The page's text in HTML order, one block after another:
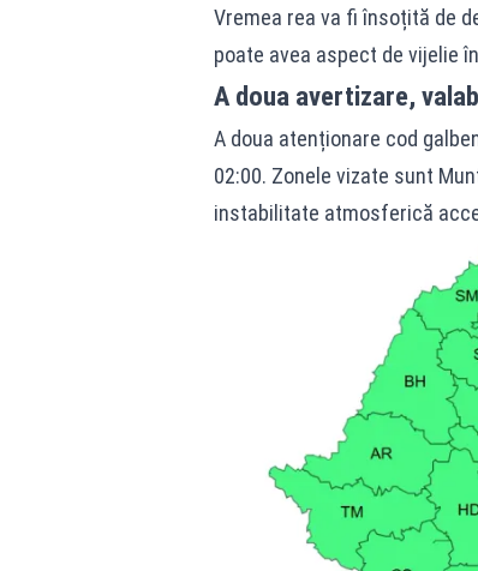
Vremea rea va fi însoțită de
poate avea aspect de vijelie
A doua avertizare,
A doua atenționare cod
02:00. Zonele vizate sunt
instabilitate atmosferică